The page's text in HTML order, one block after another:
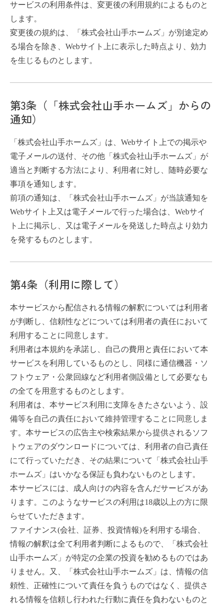
サービスの利用条件は、変更後の利用規約によるものと
します。
変更後の規約は、「株式会社山手ホームズ」が別途定め
る場合を除き、Webサイト上に表示した時点より、効力
を生じるものとします。
第3条（「株式会社山手ホームズ」からの
通知）
「株式会社山手ホームズ」は、Webサイト上での掲示や
電子メールの送付、その他「株式会社山手ホームズ」が
適当と判断する方法により、利用者に対し、随時必要な
事項を通知します。
前項の通知は、「株式会社山手ホームズ」が当該通知を
Webサイト上又は電子メールで行った場合は、Webサイ
ト上に掲示し、又は電子メールを発送した時点より効力
を発するものとします。
第4条（利用に際して）
本サービスから配信される情報の解釈については利用者
が判断し、信頼性などについては利用者の責任において
利用することに同意します。
利用者は本規約を承諾し、自己の費用と責任において本
サービスを利用しているものとし、同様に通信機器・ソ
フトウェア・公衆回線など利用者側設備として必要なも
の全てを用意するものとします。
利用者は、本サービス利用に支障をきたさないよう、設
備等を自己の責任において維持管理することに同意しま
す。本サービスの広告主や検索結果から提供されるソフ
トウェアのダウンロードについては、利用者の自己責任
にて行っていただき、その結果について「株式会社山手
ホームズ」はいかなる保証も負わないものとします。
本サービスには、成人向けの内容を含んだサービスがあ
ります。このようなサービスの利用は18歳以上の方に限
らせていただきます。
ファイナンス(会社、証券、投資情報)を利用する場合、
情報の解釈は全て利用者判断によるもので、「株式会社
山手ホームズ」が特定の企業の投資を勧めるものではあ
りません。又、「株式会社山手ホームズ」は、情報の信
頼性、正確性について責任を負うものではなく、提供さ
れる情報を信頼し行われた行動に責任を負わないものと